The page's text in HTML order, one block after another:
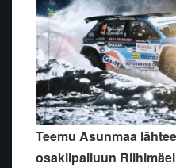
Teemu Asunmaa
osakilpailuun